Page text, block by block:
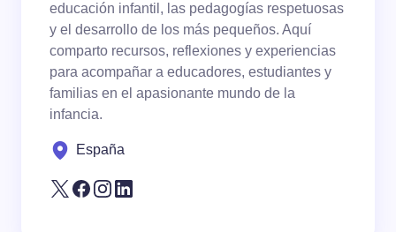
Save my name and email in this browser for the
educación infantil, las pedagogías respetuosas
y el desarrollo de los más pequeños. Aquí
comparto recursos, reflexiones y experiencias
para acompañar a educadores, estudiantes y
familias en el apasionante mundo de la
infancia.
España